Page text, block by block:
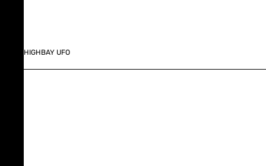
HIGHBAY UFO